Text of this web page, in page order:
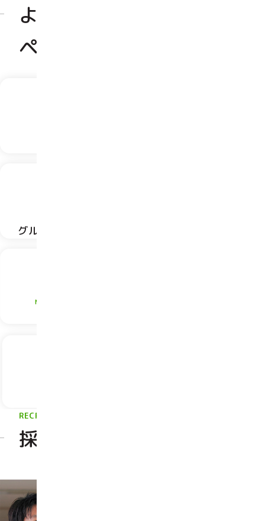
よくアクセスされる
ページのご案内
グループについて
MEDICAL CARE
RECRUIT
採用情報